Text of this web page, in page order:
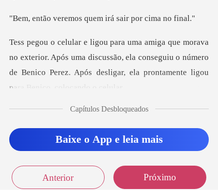
os quem irá sair
. Após uma discussão, ela conseguiu o número
de Benico Perez. Após
Capítulos Desbloqueados
Baixe o App e leia mais
Anterior Próximo